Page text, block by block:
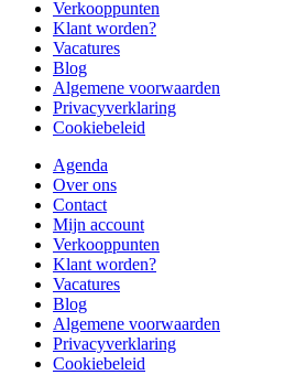
Verkooppunten
Klant worden?
Vacatures
Blog
Algemene voorwaarden
Privacyverklaring
Cookiebeleid
Agenda
Over ons
Contact
Mijn account
Verkooppunten
Klant worden?
Vacatures
Blog
Algemene voorwaarden
Privacyverklaring
Cookiebeleid